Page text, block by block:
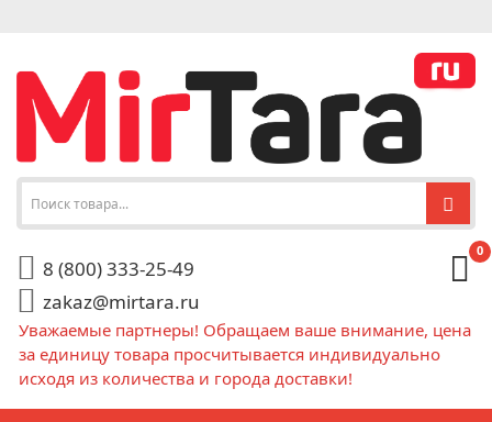
8 (800) 333-25-49
zakaz@mirtara.ru
0
Уважаемые партнеры! Обращаем ваше внимание, цена
за единицу товара просчитывается индивидуально
исходя из количества и города доставки!